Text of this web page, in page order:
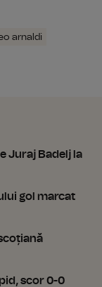
arnaldi
Juraj Badelj la
gol marcat
scor 0-0